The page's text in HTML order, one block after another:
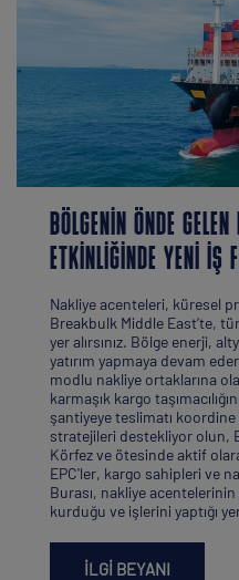
BÖLGENIN ÖNDE
ETKINLIĞINDE YENI İŞ
Nakliye acenteleri, küresel
Breakbulk Middle East’te,
yer alırsınız. Bölge enerji,
yatırım yapmaya devam
modlu nakliye ortaklarına
karmaşık kargo
şantiyeye teslimatı
stratejileri destekliyor olun,
Körfez ve ötesinde aktif
EPC'ler, kargo sahipleri ve
Burası, nakliye
kurduğu ve işlerini yaptığı
İLGI BEYANI